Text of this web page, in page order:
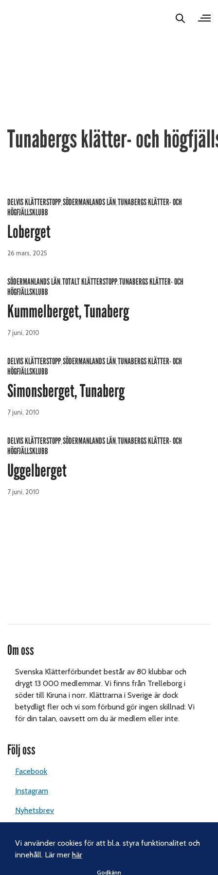
Tunabergs klätter- och
DELVIS KLÄTTERSTOPP,SÖDERMANLANDS LÄN,TUNABERGS KLÄTTER- OCH
HÖGFJÄLLSKLUBB
Loberget
26 mars, 2025
SÖDERMANLANDS LÄN,TOTALT KLÄTTERSTOPP,TUNABERGS KLÄTTER- OCH
HÖGFJÄLLSKLUBB
Kummelberget, Tunaberg
7 juni, 2010
DELVIS KLÄTTERSTOPP,SÖDERMANLANDS LÄN,TUNABERGS KLÄTTER- OCH
HÖGFJÄLLSKLUBB
Simonsberget, Tunaberg
7 juni, 2010
DELVIS KLÄTTERSTOPP,SÖDERMANLANDS LÄN,TUNABERGS KLÄTTER- OCH
HÖGFJÄLLSKLUBB
Uggelberget
7 juni, 2010
Om oss
Svenska Klätterförbundet består av 80 klubbar och
drygt 13 000 medlemmar. Vi finns från Trelleborg i
söder till Kiruna i norr. Klättrarna i Sverige är dock
betydligt fler och vi som förbund gör ingen skillnad: Vi
för din talan, oavsett om du är medlem eller inte.
Följ oss
Facebook
Instagram
Nyhetsbrev
Kontakt
Vi använder cookies för att bl.a. styra funktionalitet och
innehåll. Lär merhär
Godkänn